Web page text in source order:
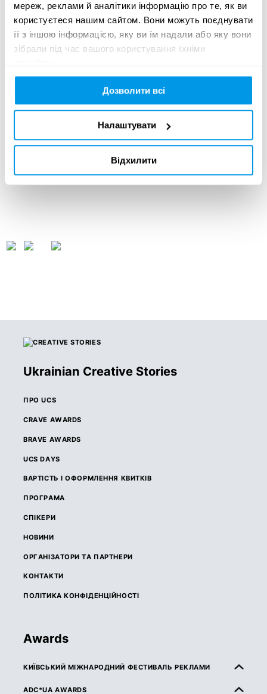
мереж, реклами й аналітики інформацію про те, як ви
користуєтеся нашим сайтом. Вони можуть поєднувати
її з іншою інформацією, яку ви їм надали або яку вони
зібрали під час вашого користування їхніми
Дозволити всі
Налаштувати
Відхилити
Промопартнер
Інформаційні партнери
Ukrainian Creative Stories
ПРО UCS
CRAVE AWARDS
BRAVE AWARDS
UCS DAYS
ВАРТІСТЬ І ОФОРМЛЕННЯ КВИТКІВ
ПРОГРАМА
СПІКЕРИ
НОВИНИ
ОРГАНІЗАТОРИ ТА ПАРТНЕРИ
КОНТАКТИ
ПОЛІТИКА КОНФІДЕНЦІЙНОСТІ
Awards
КИЇВСЬКИЙ МІЖНАРОДНИЙ ФЕСТИВАЛЬ РЕКЛАМИ
ПРО КМФР
ADC*UA AWARDS